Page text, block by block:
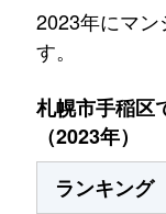
2023年にマ
す。
札幌市手稲区
（2023年）
ランキング